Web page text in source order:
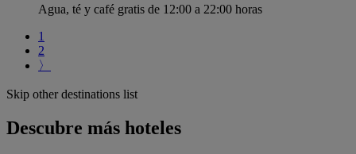
Agua, té y café gratis de 12:00 a 22:00 horas
1
2
〉
Skip other destinations list
Descubre más hoteles